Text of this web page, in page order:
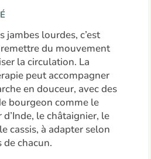
jambes lourdes, c’est
du mouvement
la circulation. La
peut accompagner
en douceur, avec des
bourgeon comme le
le châtaignier, le
cassis, à adapter selon
de chacun.